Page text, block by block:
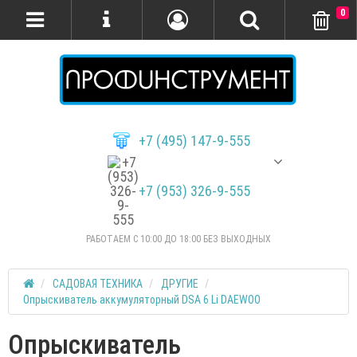
+7 (495) 147-9-555
+7 (953) 326-9-555
РАБОТАЕМ С 10:00 ДО 18:00 БЕЗ ВЫХОДНЫХ
0
САДОВАЯ ТЕХНИКА
ДРУГИЕ
Опрыскиватель аккумуляторный DSA 6 Li DAEWOO
Опрыскиватель